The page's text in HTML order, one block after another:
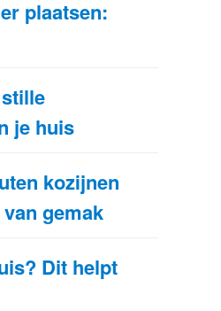
plaatsen:
je huis
kozijnen
gemak
Dit helpt